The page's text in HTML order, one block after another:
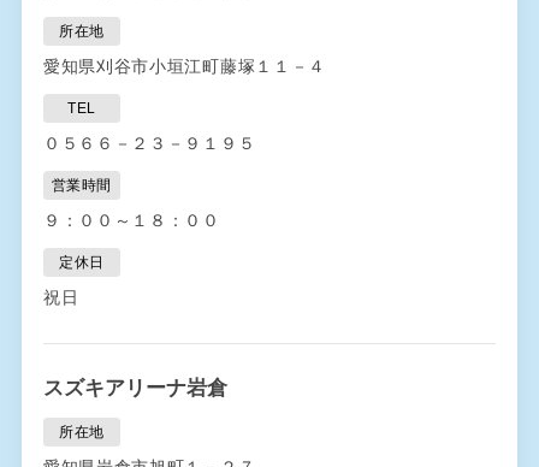
所在地
愛知県刈谷市小垣江町藤塚１１－４
TEL
０５６６－２３－９１９５
営業時間
９：００～１８：００
定休日
祝日
スズキアリーナ岩倉
所在地